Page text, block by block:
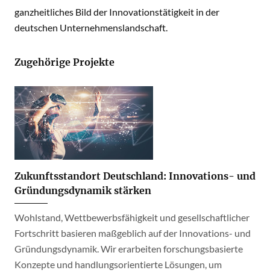
ganzheitliches Bild der Innovationstätigkeit in der
deutschen Unternehmenslandschaft.
Zugehörige Projekte
Zukunftsstandort Deutschland: Innovations- und
Gründungsdynamik stärken
Wohlstand, Wettbewerbsfähigkeit und gesellschaftlicher
Fortschritt basieren maßgeblich auf der Innovations- und
Gründungsdynamik. Wir erarbeiten forschungsbasierte
Konzepte und handlungsorientierte Lösungen, um